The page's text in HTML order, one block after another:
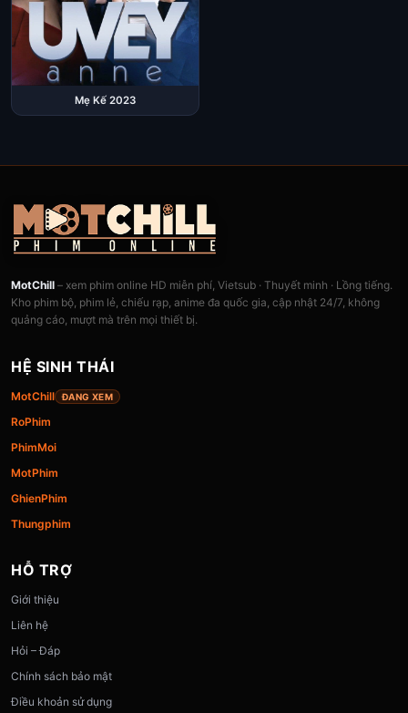
Mẹ Kế 2023
MotChill – xem phim online HD miễn phí, Vietsub · Thuyết minh · Lồng tiếng.
Kho phim bộ, phim lẻ, chiếu rạp, anime đa quốc gia, cập nhật 24/7, không
quảng cáo, mượt mà trên mọi thiết bị.
HỆ SINH THÁI
MotChill ĐANG XEM
RoPhim
PhimMoi
MotPhim
GhienPhim
Thungphim
HỖ TRỢ
Giới thiệu
Liên hệ
Hỏi – Đáp
Chính sách bảo mật
Điều khoản sử dụng